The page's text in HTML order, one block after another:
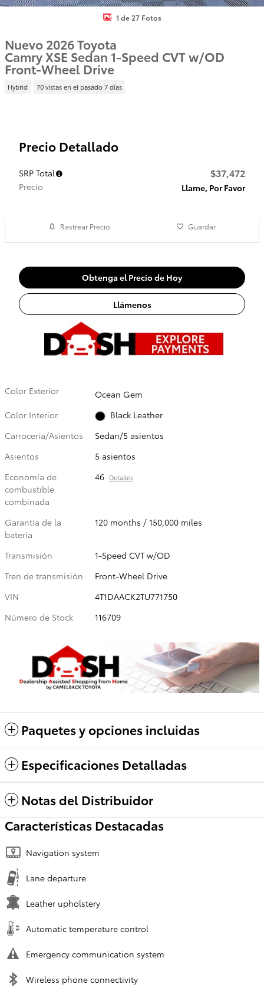
1 de 27 Fotos
Nuevo 2026 Toyota
Camry XSE Sedan 1-Speed CVT w/OD
Front-Wheel Drive
Hybrid 70 vistas en el pasado 7 días
Precio Detallado
SRP Total $37,472
Precio Llame, Por Favor
Rastrear Precio Guardar
Obtenga el Precio de Hoy
Llámenos
Color Exterior
Ocean Gem
Color Interior
Black Leather
Carrocería/Asientos
Sedan/5 asientos
Asientos
5 asientos
Economía de
combustible
combinada
46 Detalles
Garantía de la
batería
120 months / 150,000 miles
Transmisión
1-Speed CVT w/OD
Tren de transmisión
Front-Wheel Drive
VIN
4T1DAACK2TU771750
Número de Stock
116709
Paquetes y opciones incluidas
Especificaciones Detalladas
Notas del Distribuidor
Características Destacadas
Navigation system
Lane departure
Leather upholstery
Automatic temperature control
Emergency communication system
Wireless phone connectivity